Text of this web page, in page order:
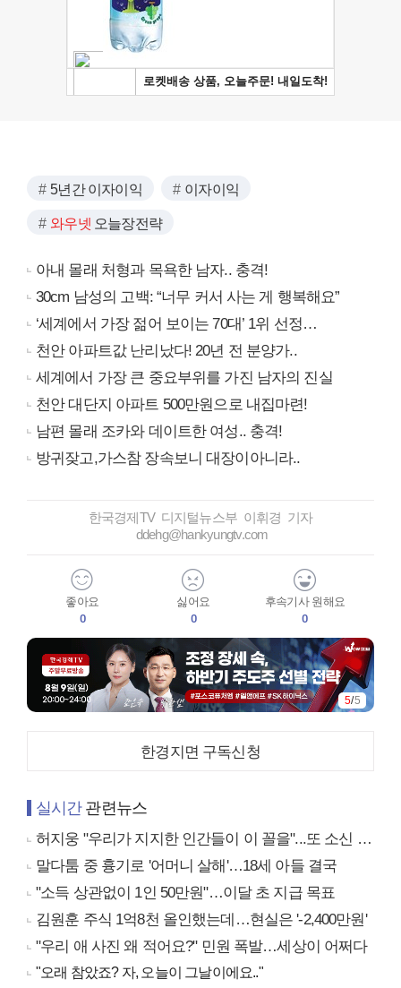
5년간 이자이익 이자이익
와우넷 오늘장전략
아내 몰래 처형과 목욕한 남자.. 충격!
30cm 남성의 고백: “너무 커서 사는 게 행복해요”
‘세계에서 가장 젊어 보이는 70대’ 1위 선정…
천안 아파트값 난리났다! 20년 전 분양가..
세계에서 가장 큰 중요부위를 가진 남자의 진실
천안 대단지 아파트 500만원으로 내집마련!
남편 몰래 조카와 데이트한 여성.. 충격!
방귀잦고,가스참 장속보니 대장이아니라..
한국경제TV 디지털뉴스부 이휘경 기자
ddehg@hankyungtv.com
좋아요
0
싫어요
0
후속기사 원해요
0
5/5
한경지면 구독신청
실시간관련뉴스
허지웅 "우리가 지지한 인간들이 이 꼴을"...또 소신 발언
말다툼 중 흉기로 '어머니 살해'…18세 아들 결국
"소득 상관없이 1인 50만원"…이달 초 지급 목표
김원훈 주식 1억8천 올인했는데…현실은 '-2,400만원'
"우리 애 사진 왜 적어요?" 민원 폭발…세상이 어쩌다
"오래 참았죠? 자, 오늘이 그날이에요.."